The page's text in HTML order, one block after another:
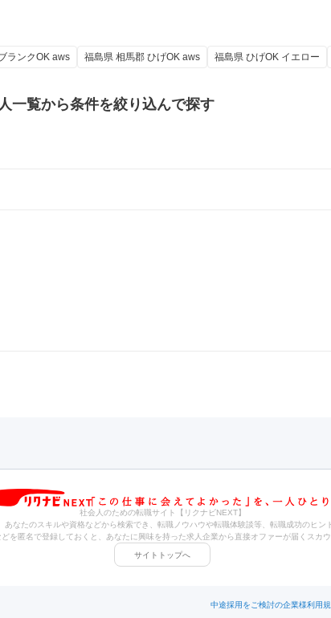
ランクOK aws 福島県 相馬郡 ひげOK aws 福島県 ひげOK イエロー
一覧から条件を絞り込んで探す
社会人のための転職サイト【リクナビNEXT】
なたのスキルや資格などから検索でき、転職ノウハウや転職体験談等、転職成功のヒン
を匿名で登録しておくと、あなたに興味を持った求人企業から直接オファーが届くスカウ
サイトトップへ
中途採用をご検討の企業様利用